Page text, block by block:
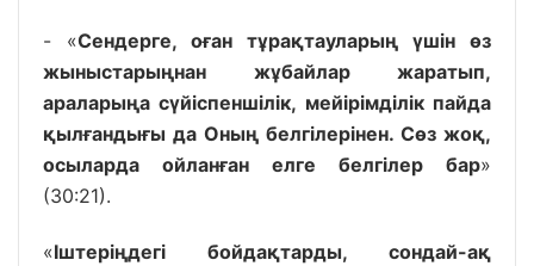
- «Сендерге, оған тұрақтауларың үшін өз
жыныстарыңнан жұбайлар жаратып,
араларыңа сүйіспеншілік, мейірімділік пайда
қылғандығы да Оның белгілерінен. Сөз жоқ,
осыларда ойланған елге белгілер бар»
(30:21).
«Іштеріңдегі бойдақтарды, сондай-ақ